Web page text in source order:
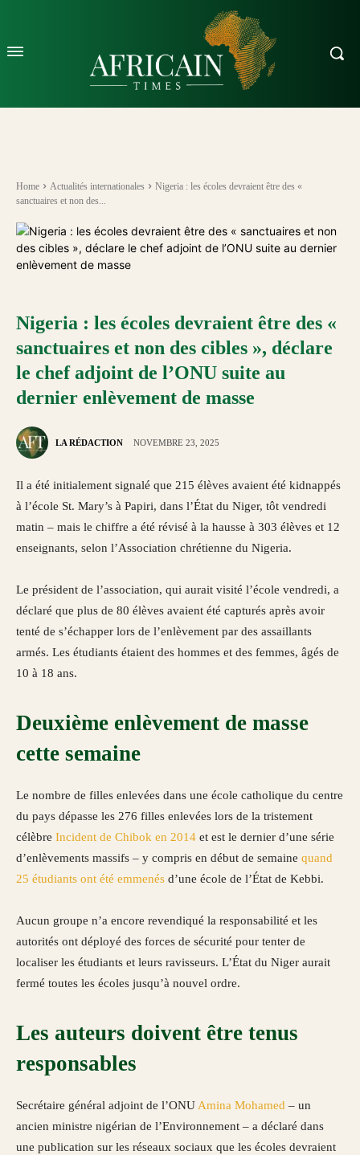
Home Actualités internationales
Nigeria : les écoles devraient être des «
sanctuaires et non des...
Nigeria : les écoles devraient être des «
sanctuaires et non des cibles », déclare
le chef adjoint de l’ONU suite au
dernier enlèvement de masse
LA RÉDACTION NOVEMBRE 23, 2025
Il a été initialement signalé que 215 élèves avaient été kidnappés
à l’école St. Mary’s à Papiri, dans l’État du Niger, tôt vendredi
matin – mais le chiffre a été révisé à la hausse à 303 élèves et 12
enseignants, selon l’Association chrétienne du Nigeria.
Le président de l’association, qui aurait visité l’école vendredi, a
déclaré que plus de 80 élèves avaient été capturés après avoir
tenté de s’échapper lors de l’enlèvement par des assaillants
armés. Les étudiants étaient des hommes et des femmes, âgés de
10 à 18 ans.
Deuxième enlèvement de masse
cette semaine
Le nombre de filles enlevées dans une école catholique du centre
du pays dépasse les 276 filles enlevées lors de la tristement
célèbre Incident de Chibok en 2014 et est le dernier d’une série
d’enlèvements massifs – y compris en début de semaine quand
25 étudiants ont été emmenés d’une école de l’État de Kebbi.
Aucun groupe n’a encore revendiqué la responsabilité et les
autorités ont déployé des forces de sécurité pour tenter de
localiser les étudiants et leurs ravisseurs. L’État du Niger aurait
fermé toutes les écoles jusqu’à nouvel ordre.
Les auteurs doivent être tenus
responsables
Secrétaire général adjoint de l’ONU Amina Mohamed – un
ancien ministre nigérian de l’Environnement – ​​a déclaré dans
une publication sur les réseaux sociaux que les écoles devraient